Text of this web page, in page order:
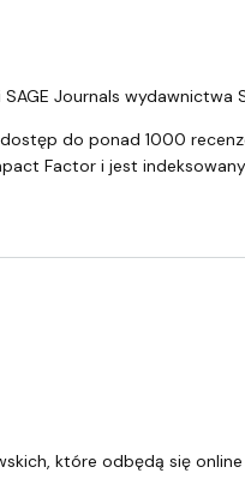
tylko do 21 marca
Journals wydawnictwa
do ponad 1000
Factor i jest
które odbędą się